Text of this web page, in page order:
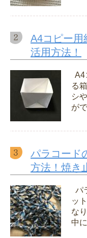
A4コピー用
活用方法！
A4
る
シ
が
パラコード
方法！焼き
パ
ッ
な
中